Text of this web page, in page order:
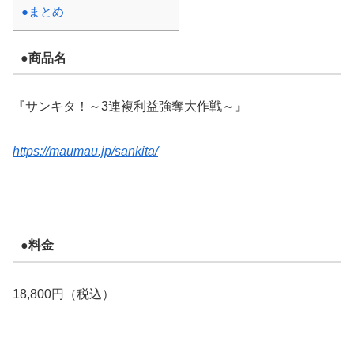
●まとめ
●商品名
『サンキタ！～3連複利益強奪大作戦～』
https://maumau.jp/sankita/
●料金
18,800円（税込）